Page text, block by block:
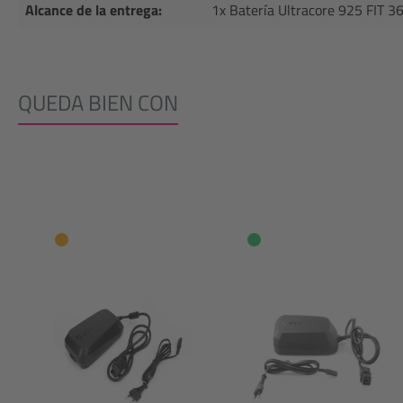
Alcance de la entrega: 1x Batería Ultracore 925 FIT
QUEDA BIEN CON